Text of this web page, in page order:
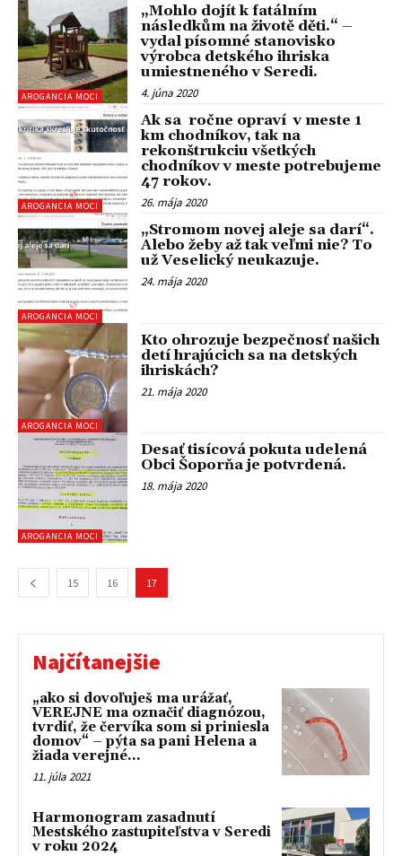
AROGANCIA MOCI
„Mohlo dojít k fatálním
následkům na životě děti.“ –
vydal písomné stanovisko
výrobca detského ihriska
umiestneného v Seredi.
4. júna 2020
AROGANCIA MOCI
Ak sa ročne opraví v meste 1
km chodníkov, tak na
rekonštrukciu všetkých
chodníkov v meste potrebujeme
47 rokov.
26. mája 2020
AROGANCIA MOCI
„Stromom novej aleje sa darí“.
Alebo žeby až tak veľmi nie? To
už Veselický neukazuje.
24. mája 2020
AROGANCIA MOCI
Kto ohrozuje bezpečnosť našich
detí hrajúcich sa na detských
ihriskách?
21. mája 2020
AROGANCIA MOCI
Desať tisícová pokuta udelená
Obci Šoporňa je potvrdená.
18. mája 2020
15 16 17
Najčítanejšie
„ako si dovoľuješ ma urážať,
VEREJNE ma označiť diagnózou,
tvrdiť, že červíka som si priniesla
domov“ – pýta sa pani Helena a
žiada verejné...
11. júla 2021
Harmonogram zasadnutí
Mestského zastupiteľstva v Seredi
v roku 2024